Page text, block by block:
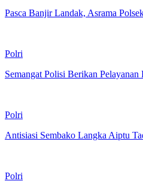
Pasca Banjir Landak, Asrama
Polri
Semangat Polisi Berikan
Polri
Antisiasi Sembako Langka Aiptu
Polri